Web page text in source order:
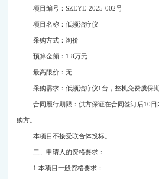
项目编号： SZEYE-2025-002号
项目名称：低频治疗仪
采购方式：询价
预算金额： 1.8万元
最高限价：无
采购需求：低频治疗仪1 台，整机免费质保
合同履行期限：供方保证在合同签订后10日
购方。
本项目不接受联合体投标。
二、申请人的资格要求：
1. 本项目一般资格要求：